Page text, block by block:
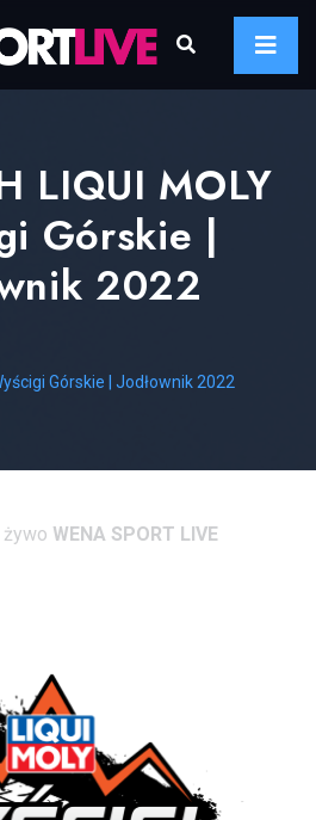
LIQUI MOLY
Górskie |
2022
Górskie | Jodłownik 2022
żywo WENA SPORT LIVE